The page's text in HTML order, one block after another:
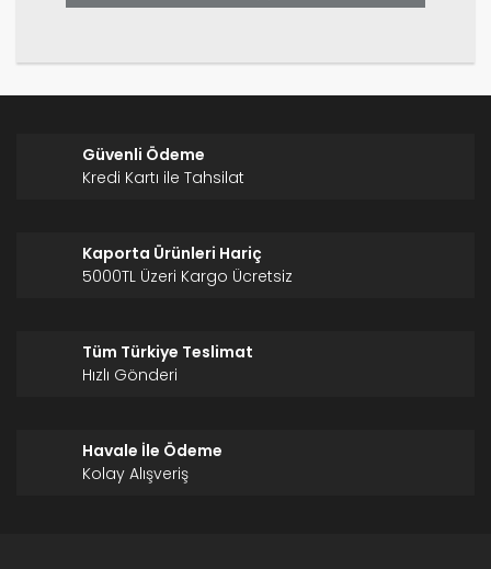
Güvenli Ödeme
Kredi Kartı ile Tahsilat
Kaporta Ürünleri Hariç
5000TL Üzeri Kargo Ücretsiz
Tüm Türkiye Teslimat
Hızlı Gönderi
Havale İle Ödeme
Kolay Alışveriş